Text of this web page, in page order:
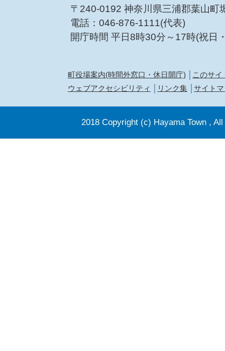
〒240-0192 神奈川県三浦郡葉山町
電話：046-876-1111(代表)
開庁時間 平日8時30分～17時(祝日
町役場案内(時間外窓口・休日開庁)
このサイ
ウェブアクセシビリティ
リンク集 サイト
2018 Copyright (c) Hayama Town ,